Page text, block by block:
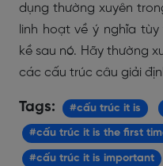
dụng thường xuyên
linh hoạt về ý nghĩa
kề sau nó. Hãy thường
các cấu trúc câu giải
Tags: #cấu trúc it is
#cấu trúc it is the first
#cấu trúc it is important